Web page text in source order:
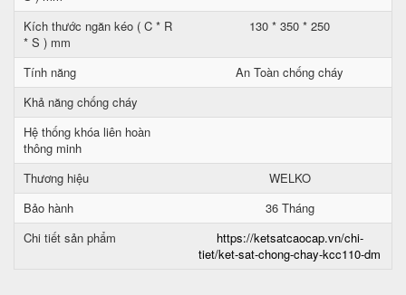
Kích thước ngăn kéo ( C * R
* S ) mm
130 * 350 * 250
Tính năng
An Toàn chống cháy
Khả năng chống cháy
Hệ thống khóa liên hoàn
thông minh
Thương hiệu
WELKO
Bảo hành
36 Tháng
Chi tiết sản phẩm
https://ketsatcaocap.vn/chi-
tiet/ket-sat-chong-chay-kcc110-dm